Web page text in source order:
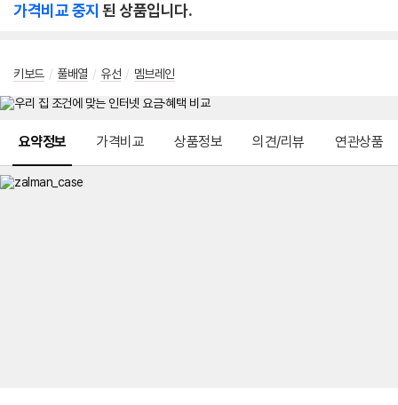
가격비교 중지 된 상품입니다.
키보드 / 풀배열 / 유선 / 멤브레인
요약정보 가격비교 상품정보 의견/리뷰 연관상품